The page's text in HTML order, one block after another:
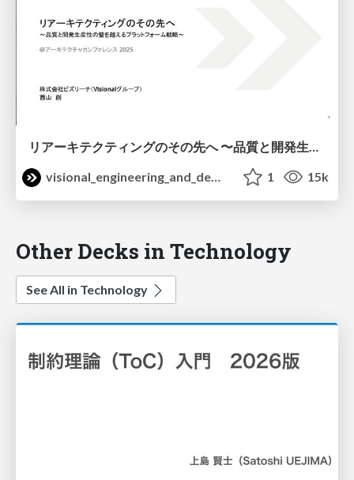
リアーキテクティングのその先へ 〜品質と開発生産性の壁を越えるプラットフォーム戦略〜 / architecture-con2025
visional_engineering_and_design
1 15k
Other Decks in Technology
See All in Technology